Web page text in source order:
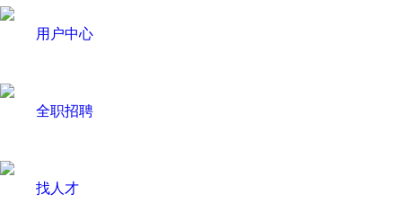
用户中心
全职招聘
找人才